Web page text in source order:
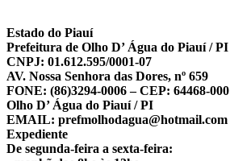
Estado do Piauí
Prefeitura de Olho D’ Água do Piauí / PI
CNPJ: 01.612.595/0001-07
AV. Nossa Senhora das Dores, nº 659
FONE: (86)3294-0006 – CEP: 64468-000
Olho D’ Água do Piauí / PI
EMAIL: prefmolhodagua@hotmail.com
Expediente
De segunda-feira a sexta-feira: